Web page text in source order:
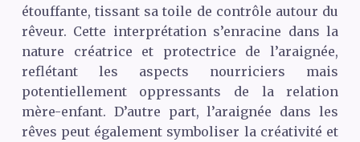
étouffante, tissant sa toile de contrôle autour du
rêveur. Cette interprétation s’enracine dans la
nature créatrice et protectrice de l’araignée,
reflétant les aspects nourriciers mais
potentiellement oppressants de la relation
mère-enfant. D’autre part, l’araignée dans les
rêves peut également symboliser la créativité et